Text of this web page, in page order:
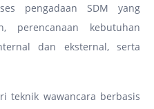
pengadaan SDM yang
perencanaan kebutuhan
dan eksternal, serta
teknik wawancara berbasis